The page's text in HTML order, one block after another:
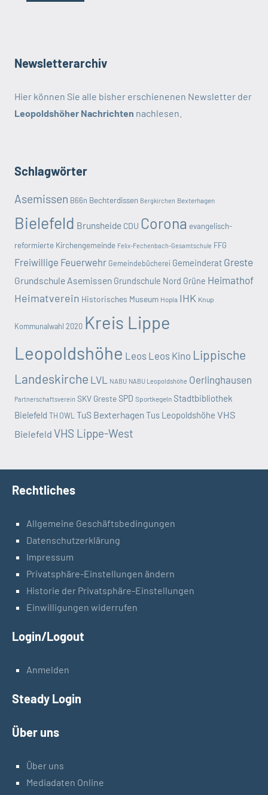
Newsletterarchiv
Hier können Sie alle bisher erschienenen Newsletter der
Leopoldshöher Nachrichten nachlesen.
Schlagwörter
Asemissen B66n Bechterdissen Bergkirchen Bexterhagen
Bielefeld Brunsheide CDU Corona evangelisch-
reformierte Kirchengemeinde Felix-Fechenbach-Gesamtschule FFG
Freiwillige Feuerwehr Gemeindebücherei Gemeinderat Greste
Grundschule Asemissen Grundschule Nord Grüne Heimathof
Heimatverein Historisches Museum Hopla IHK Knup
Kommunalwahl 2020 Kreis Lippe
Leopoldshöhe Leos Leos Kino Lippische
Landeskirche LVL NABU NABU Leopoldshöhe Oerlinghausen
Partnerschaftsverein SKV GresteSPD Sportkegeln Stadtbibliothek
Bielefeld TH OWL TuS BexterhagenTus Leopoldshöhe VHS
Bielefeld VHS Lippe-West
Rechtliches
Allgemeine Geschäftsbedingungen
Datenschutzerklärung
Impressum
Privatsphäre-Einstellungen ändern
Historie der Privatsphäre-Einstellungen
Einwilligungen widerrufen
Login/Logout
Anmelden
Steady Login
Über uns
Über uns
Mediadaten Online